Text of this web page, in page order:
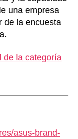
una empresa
de la encuesta
de la categoría
asus-brand-